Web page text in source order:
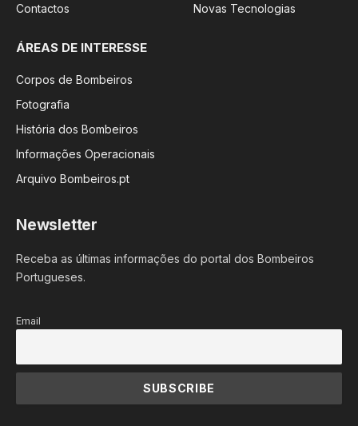
Contactos
Novas Tecnologias
ÁREAS DE INTERESSE
Corpos de Bombeiros
Fotografia
História dos Bombeiros
Informações Operacionais
Arquivo Bombeiros.pt
Newsletter
Receba as últimas informações do portal dos Bombeiros
Portugueses.
Email